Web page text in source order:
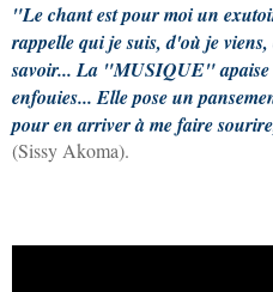
"Le chant est pour moi un
rappelle qui je suis, d'où je
savoir... La "MUSIQUE" apaise
enfouies... Elle pose un
pour en arriver à me faire
(Sissy Akoma).